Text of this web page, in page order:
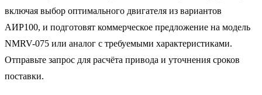
включая выбор оптимального двигателя из вариантов
АИР100, и подготовят коммерческое предложение на модель
NMRV-075 или аналог с требуемыми характеристиками.
Отправьте запрос для расчёта привода и уточнения сроков
поставки.